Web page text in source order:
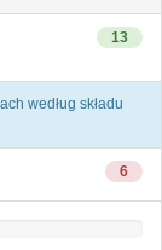
13
według składu
6